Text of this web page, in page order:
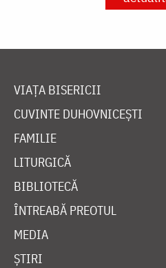
VIAȚA BISERICII
CUVINTE DUHOVNICEȘTI
FAMILIE
LITURGICĂ
BIBLIOTECĂ
ÎNTREABĂ PREOTUL
MEDIA
ȘTIRI